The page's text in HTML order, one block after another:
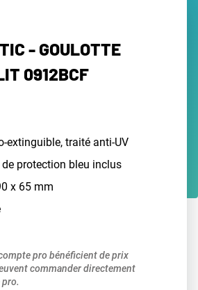
- GOULOTTE
0912BCF
extinguible, traité anti-UV
protection bleu inclus
x 65 mm
pro bénéficient de prix
commander directement